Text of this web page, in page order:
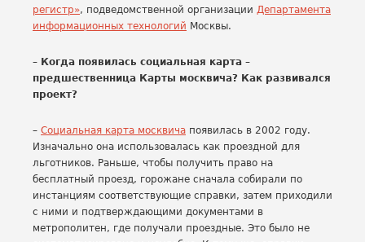
регистр», подведомственной организации Департамента
информационных технологий Москвы.
– Когда появилась социальная карта –
предшественница Карты москвича? Как развивался
проект?
– Социальная карта москвича появилась в 2002 году.
Изначально она использовалась как проездной для
льготников. Раньше, чтобы получить право на
бесплатный проезд, горожане сначала собирали по
инстанциям соответствующие справки, затем приходили
с ними и подтверждающими документами в
метрополитен, где получали проездные. Это было не